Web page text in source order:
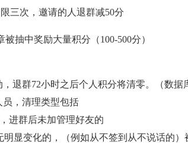
三次，邀请的人退群减50分
抽中奖励大量积分（100-500分）
退群72小时之后个人积分将清零。（数据
员，清理类型包括
进群后未加管理好友的
明显变化的，（例如从不签到从不说话的